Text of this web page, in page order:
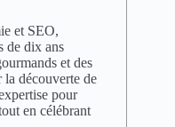
et SEO,
de dix ans
et des
la découverte de
pour
en célébrant